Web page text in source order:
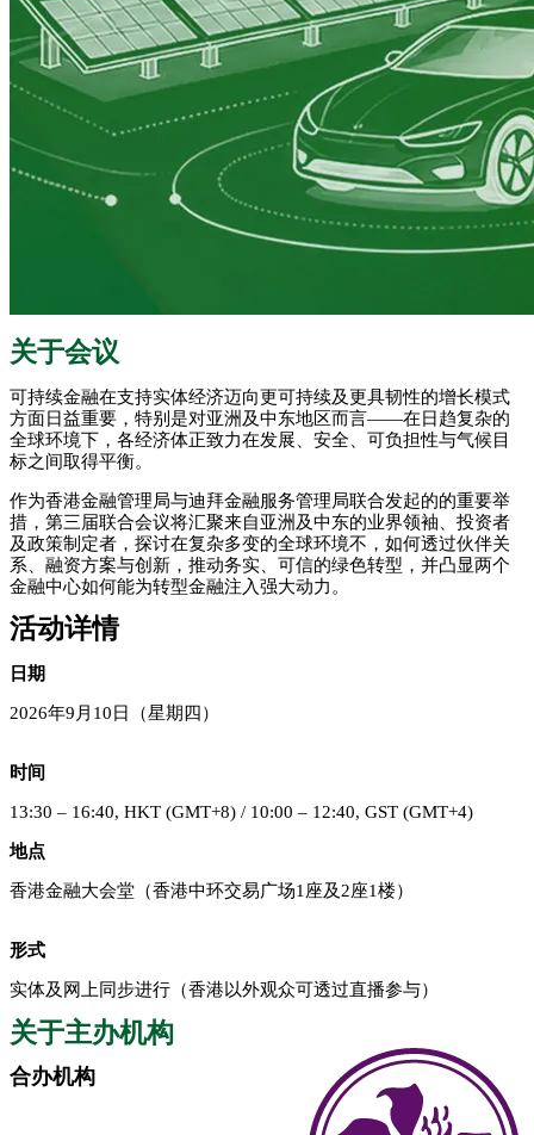
关于会议
可持续金融在支持实体经济迈向更可持续及更具韧性的增长模式
方面日益重要，特别是对亚洲及中东地区而言——在日趋复杂的
全球环境下，各经济体正致力在发展、安全、可负担性与气候目
标之间取得平衡。
作为香港金融管理局与迪拜金融服务管理局联合发起的的重要举
措，第三届联合会议将汇聚来自亚洲及中东的业界领袖、投资者
及政策制定者，探讨在复杂多变的全球环境不，如何透过伙伴关
系、融资方案与创新，推动务实、可信的绿色转型，并凸显两个
金融中心如何能为转型金融注入强大动力。
活动详情
日期
2026年9月10日（星期四）
时间
13:30 – 16:40, HKT (GMT+8) / 10:00 – 12:40, GST (GMT+4)
地点
香港金融大会堂（香港中环交易广场1座及2座1楼）
形式
实体及网上同步进行（香港以外观众可透过直播参与）
关于主办机构
合办机构